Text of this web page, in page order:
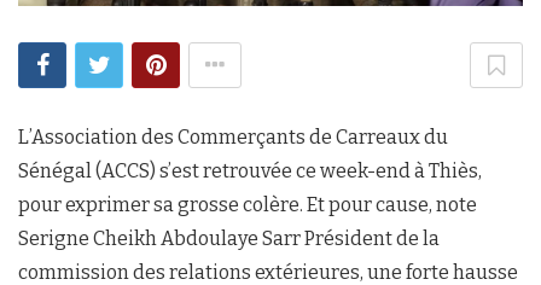
L’Association des Commerçants de Carreaux du
Sénégal (ACCS) s’est retrouvée ce week-end à Thiès,
pour exprimer sa grosse colère. Et pour cause, note
Serigne Cheikh Abdoulaye Sarr Président de la
commission des relations extérieures, une forte hausse